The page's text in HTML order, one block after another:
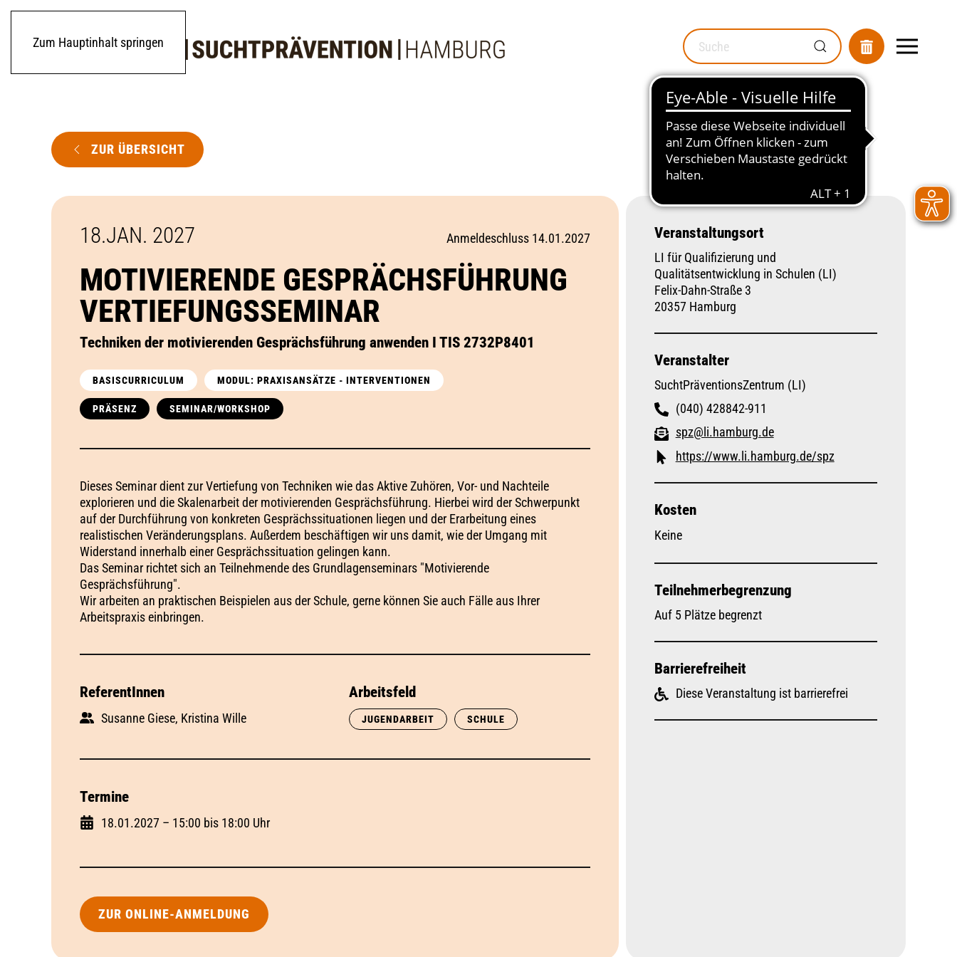
Zum Hauptinhalt springen MOD_GESUNDHEITSWEGWEISER_SEARCH_LABEL
ZUR ÜBERSICHT
18.JAN. 2027 Anmeldeschluss 14.01.2027
MOTIVIERENDE GESPRÄCHSFÜHRUNG
VERTIEFUNGSSEMINAR
Techniken der motivierenden Gesprächsführung anwenden I TIS 2732P8401
BASISCURRICULUM MODUL: PRAXISANSÄTZE - INTERVENTIONEN
PRÄSENZ SEMINAR/WORKSHOP
Dieses Seminar dient zur Vertiefung von Techniken wie das Aktive Zuhören, Vor- und Nachteile
explorieren und die Skalenarbeit der motivierenden Gesprächsführung. Hierbei wird der Schwerpunkt
auf der Durchführung von konkreten Gesprächssituationen liegen und der Erarbeitung eines
realistischen Veränderungsplans. Außerdem beschäftigen wir uns damit, wie der Umgang mit
Widerstand innerhalb einer Gesprächssituation gelingen kann.
Das Seminar richtet sich an Teilnehmende des Grundlagenseminars "Motivierende
Gesprächsführung".
Wir arbeiten an praktischen Beispielen aus der Schule, gerne können Sie auch Fälle aus Ihrer
Arbeitspraxis einbringen.
ReferentInnen
Susanne Giese, Kristina Wille
Arbeitsfeld
JUGENDARBEIT SCHULE
Termine
18.01.2027 – 15:00 bis 18:00 Uhr
ZUR ONLINE-ANMELDUNG
Veranstaltungsort
LI für Qualifizierung und
Qualitätsentwicklung in Schulen (LI)
Felix-Dahn-Straße 3
20357 Hamburg
Veranstalter
SuchtPräventionsZentrum (LI)
(040) 428842-911
spz@li.hamburg.de
https://www.li.hamburg.de/spz
Kosten
Keine
Teilnehmerbegrenzung
Auf 5 Plätze begrenzt
Barrierefreiheit
Diese Veranstaltung ist barrierefrei